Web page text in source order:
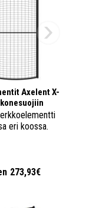
Axelent X-
eri koossa.
273,93€